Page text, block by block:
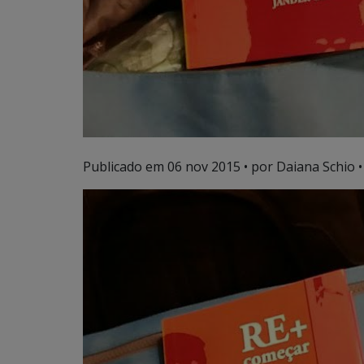
Publicado em 06 nov 2015 • por Daiana Schio •